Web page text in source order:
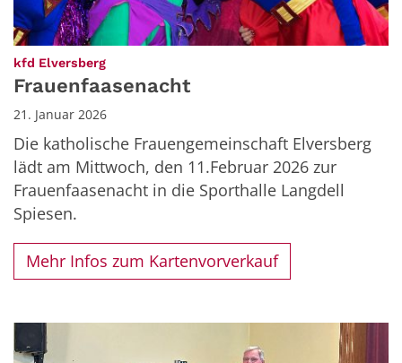
kfd Elversberg:
Frauenfaasenacht
21. Januar 2026
Die katholische Frauengemeinschaft Elversberg
lädt am Mittwoch, den 11.Februar 2026 zur
Frauenfaasenacht in die Sporthalle Langdell
Spiesen.
Mehr Infos zum Kartenvorverkauf